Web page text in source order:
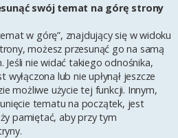
swój temat na górę strony
w górę”, znajdujący się w widoku
możesz przesunąć go na samą
nie widać takiego odnośnika,
lub nie upłynął jeszcze
możliwe użycie tej funkcji. Innym,
tematu na początek, jest
pamiętać, aby przy tym